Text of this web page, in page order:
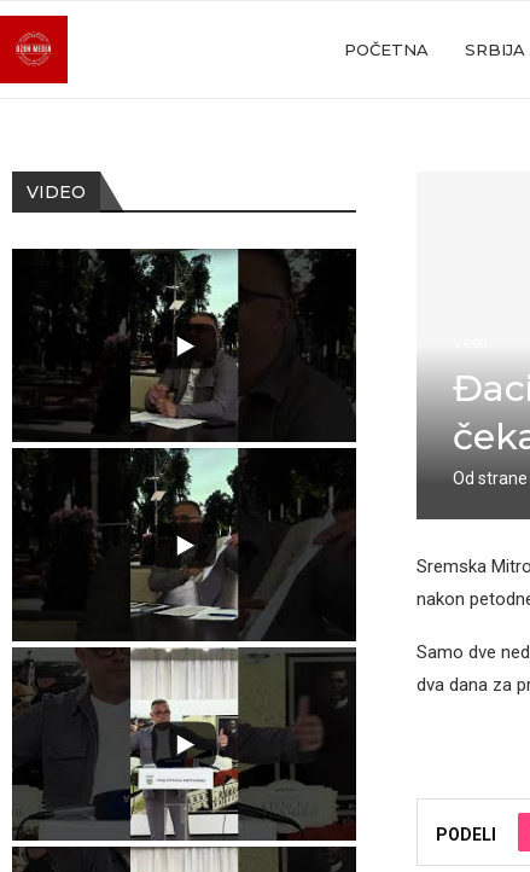
POČETNA SRBIJA
Od strane
Sremska
nakon
Samo dve
dva dana za
PODELI
VIDEO